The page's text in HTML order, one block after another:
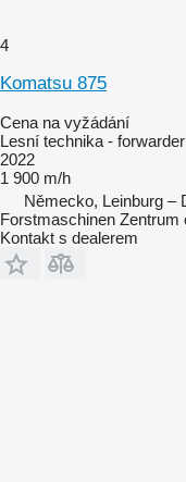
4
Komatsu 875
Cena na vyžádání
Lesní technika - forwarder
2022
1 900 m/h
Německo, Leinburg –
Forstmaschinen Zentrum
Kontakt s dealerem